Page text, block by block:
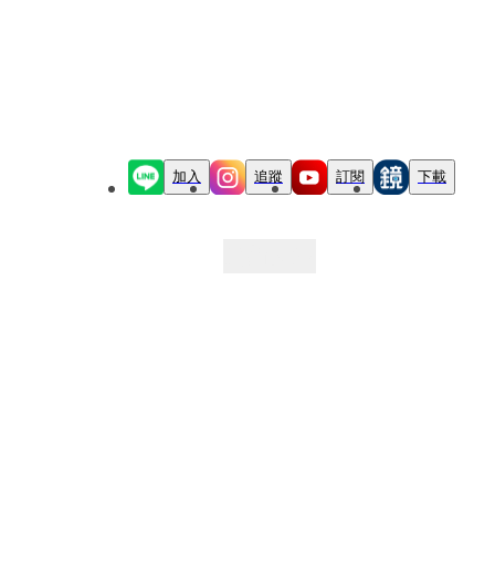
加入 追蹤 訂閱 下載